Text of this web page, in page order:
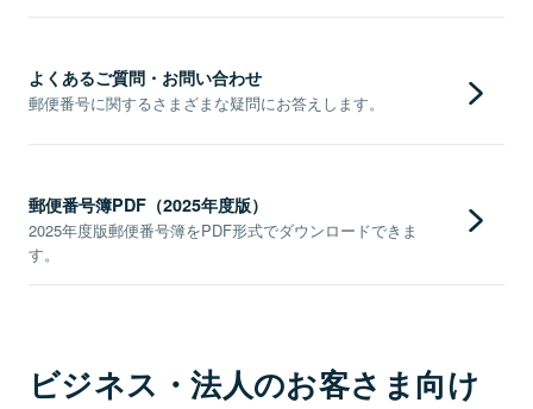
よくあるご質問・お問い合わせ
郵便番号に関するさまざまな疑問にお答えします。
郵便番号簿PDF（2025年度版）
2025年度版郵便番号簿をPDF形式でダウンロードできま
す。
ビジネス・法人のお客さま向け